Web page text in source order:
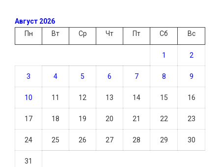
Август 2026
Пн
Вт Ср Чт Пт Сб Вс
1 2
3 4 5 6 7 8 9
10 11 12 13 14 15 16
17 18 19 20 21 22 23
24 25 26 27 28 29 30
31